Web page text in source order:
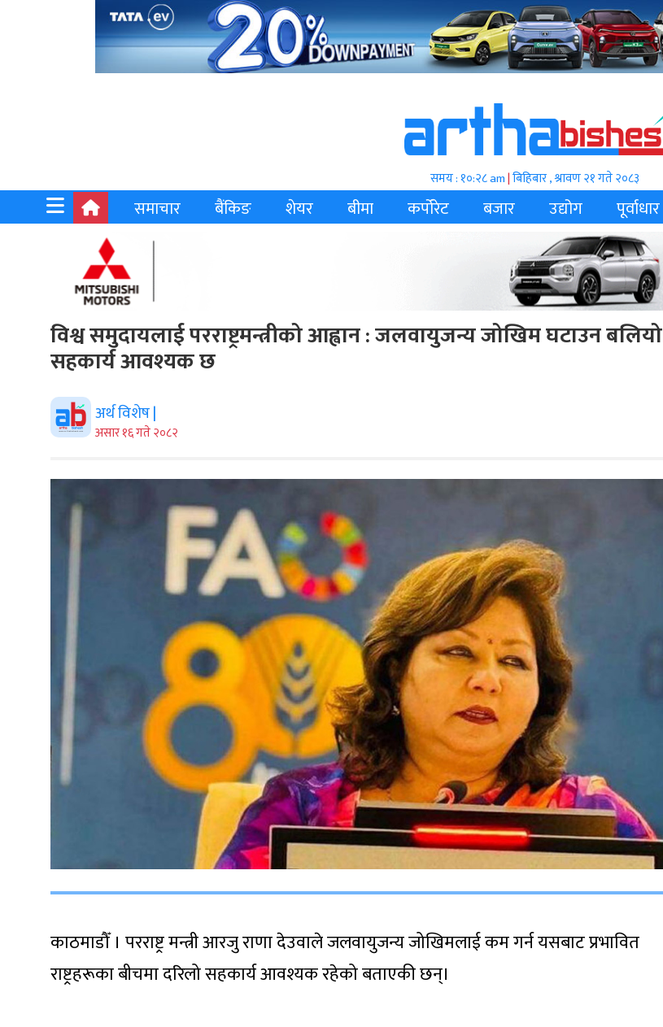
समय : १०:२८ am|बिहिबार , श्रावण २१ गते २०८३
समाचार बैंकिङ शेयर बीमा कर्पोरेट बजार उद्योग पूर्वाधार
विश्व समुदायलाई परराष्ट्रमन्त्रीको आह्वान : जलवायुजन्य जोखिम घटाउन बलियो
सहकार्य आवश्यक छ
अर्थ विशेष |
असार १६ गते २०८२
काठमाडौँ । परराष्ट्र मन्त्री आरजु राणा देउवाले जलवायुजन्य जोखिमलाई कम गर्न यसबाट प्रभावित
राष्ट्रहरूका बीचमा दरिलो सहकार्य आवश्यक रहेको बताएकी छन्।